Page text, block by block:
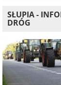
SŁUPIA -
DRÓG